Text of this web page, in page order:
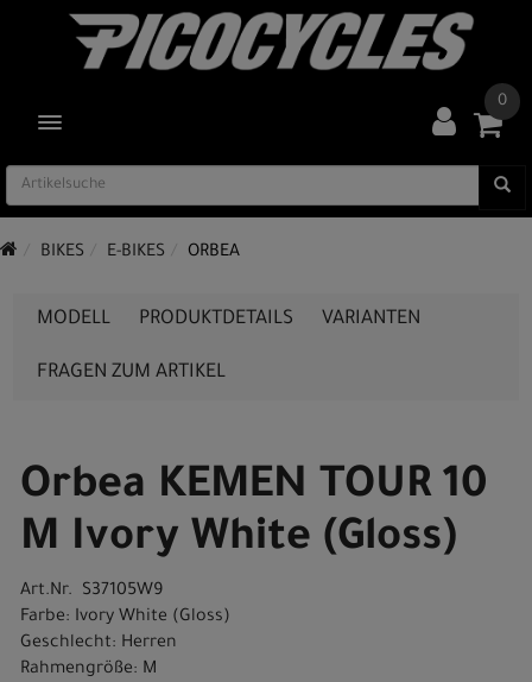
TOGGLE NAVIGATION
0
BIKES E-BIKES ORBEA
MODELL PRODUKTDETAILS VARIANTEN
FRAGEN ZUM ARTIKEL
Orbea KEMEN TOUR 10
M Ivory White (Gloss)
Art.Nr. S37105W9
Farbe: Ivory White (Gloss)
Geschlecht: Herren
Rahmengröße: M